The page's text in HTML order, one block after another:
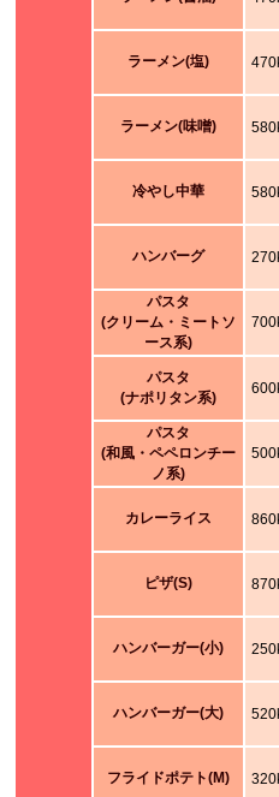
ラーメン(塩)
ラーメン(味噌)
冷やし中華
ハンバーグ
パスタ
(クリーム・ミートソ
ース系)
パスタ
(ナポリタン系)
パスタ
(和風・ペペロンチー
ノ系)
カレーライス
ピザ(S)
ハンバーガー(小)
ハンバーガー(大)
フライドポテト(M)